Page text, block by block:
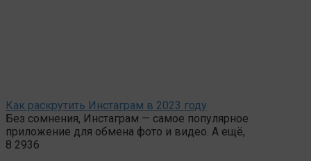
Как раскрутить Инстаграм в 2023 году
Без сомнения, Инстаграм — самое популярное
приложение для обмена фото и видео. А ещё,
8 2936